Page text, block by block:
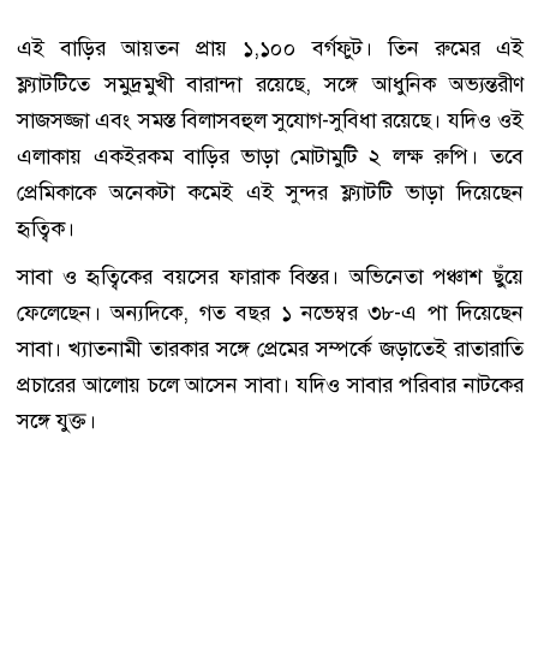
এই বাড়ির আয়তন প্রায় ১,১০০ বর্গফুট। তিন রুমের এই
ফ্ল্যাটটিতে সমুদ্রমুখী বারান্দা রয়েছে, সঙ্গে আধুনিক অভ্যন্তরীণ
সাজসজ্জা এবং সমস্ত বিলাসবহুল সুযোগ-সুবিধা রয়েছে। যদিও ওই
এলাকায় একইরকম বাড়ির ভাড়া মোটামুটি ২ লক্ষ রুপি। তবে
প্রেমিকাকে অনেকটা কমেই এই সুন্দর ফ্ল্যাটটি ভাড়া দিয়েছেন
হৃত্বিক।
সাবা ও হৃত্বিকের বয়সের ফারাক বিস্তর। অভিনেতা পঞ্চাশ ছুঁয়ে
ফেলেছেন। অন্যদিকে, গত বছর ১ নভেম্বর ৩৮-এ পা দিয়েছেন
সাবা। খ্যাতনামী তারকার সঙ্গে প্রেমের সম্পর্কে জড়াতেই রাতারাতি
প্রচারের আলোয় চলে আসেন সাবা। যদিও সাবার পরিবার নাটকের
সঙ্গে যুক্ত।